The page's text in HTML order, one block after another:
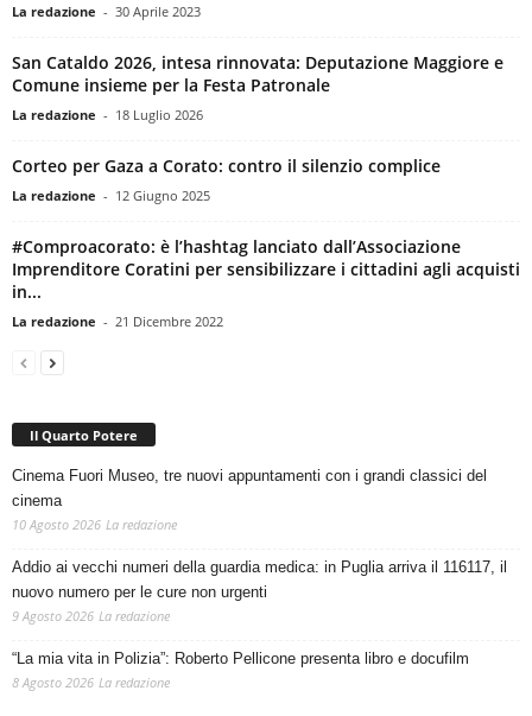
La redazione - 30 Aprile 2023
San Cataldo 2026, intesa rinnovata: Deputazione Maggiore e
Comune insieme per la Festa Patronale
La redazione - 18 Luglio 2026
Corteo per Gaza a Corato: contro il silenzio complice
La redazione - 12 Giugno 2025
#Comproacorato: è l’hashtag lanciato dall’Associazione
Imprenditore Coratini per sensibilizzare i cittadini agli acquisti
in...
La redazione - 21 Dicembre 2022
Il Quarto Potere
Cinema Fuori Museo, tre nuovi appuntamenti con i grandi classici del
cinema
10 Agosto 2026 La redazione
Addio ai vecchi numeri della guardia medica: in Puglia arriva il 116117, il
nuovo numero per le cure non urgenti
9 Agosto 2026 La redazione
“La mia vita in Polizia”: Roberto Pellicone presenta libro e docufilm
8 Agosto 2026 La redazione